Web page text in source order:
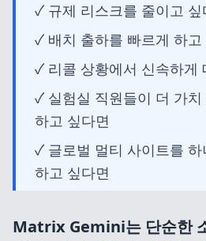
✓ 규제 리스크를 줄이고 싶
✓ 배치 출하를 빠르게 하고
✓ 리콜 상황에서 신속하게
✓ 실험실 직원들이 더 가
하고 싶다면
✓ 글로벌 멀티 사이트를
하고 싶다면
Matrix Gemini는 단순한